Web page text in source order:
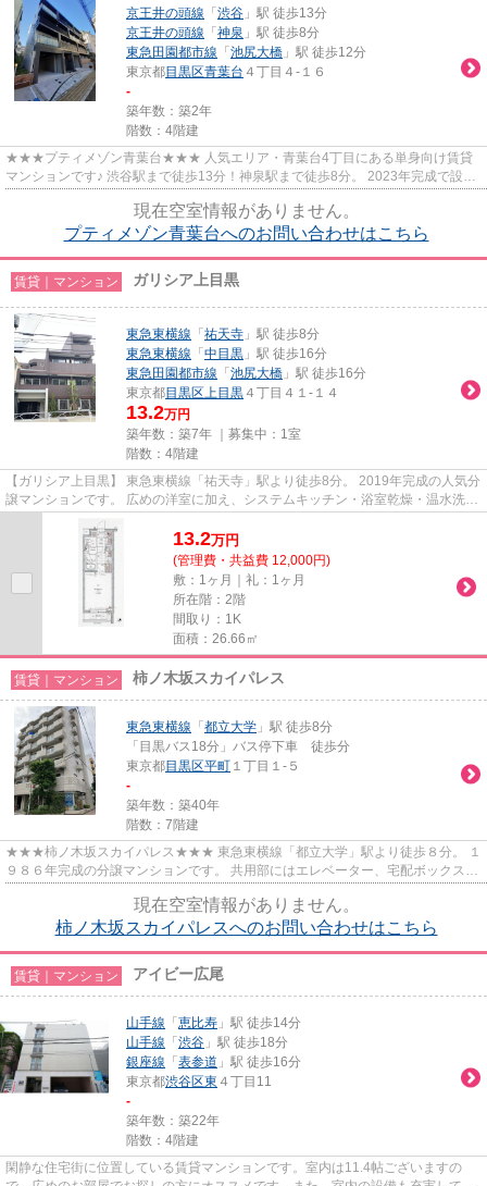
京王井の頭線 「 渋谷 」駅 徒歩13分
京王井の頭線 「 神泉 」駅 徒歩8分
東急田園都市線 「 池尻大橋 」駅 徒歩12分
東京都目黒区青葉台 ４丁目４-１６
-
築年数：築2年
階数：4階建
★★★プティメゾン青葉台★★★ 人気エリア・青葉台4丁目にある単身向け賃貸
マンションです♪ 渋谷駅まで徒歩13分！神泉駅まで徒歩8分。 2023年完成で設備
現在空室情報がありません。
プティメゾン青葉台へのお問い合わせはこちら
賃貸｜マンション ガリシア上目黒
東急東横線 「 祐天寺 」駅 徒歩8分
東急東横線 「 中目黒 」駅 徒歩16分
東急田園都市線 「 池尻大橋 」駅 徒歩16分
東京都目黒区上目黒 ４丁目４１-１４
13.2万円
築年数：築7年 ｜募集中： 1室
階数：4階建
【ガリシア上目黒】 東急東横線「祐天寺」駅より徒歩8分。 2019年完成の人気分
譲マンションです。 広めの洋室に加え、システムキッチン・浴室乾燥・温水洗浄
便座など充実の設備。 オー...
13.2万円
(管理費・共益費 12,000円)
敷：1ヶ月｜礼：1ヶ月
所在階：2階
間取り：1K
面積：26.66㎡
賃貸｜マンション 柿ノ木坂スカイパレス
東急東横線 「 都立大学 」駅 徒歩8分
「目黒バス18分」バス停下車 徒歩分
東京都目黒区平町 １丁目１-５
-
築年数：築40年
階数：7階建
★★★柿ノ木坂スカイパレス★★★ 東急東横線「都立大学」駅より徒歩８分。 １
９８６年完成の分譲マンションです。 共用部にはエレベーター、宅配ボックス完
現在空室情報がありません。
柿ノ木坂スカイパレスへのお問い合わせはこちら
賃貸｜マンション アイビー広尾
山手線 「 恵比寿 」駅 徒歩14分
山手線 「 渋谷 」駅 徒歩18分
銀座線 「 表参道 」駅 徒歩16分
東京都渋谷区東 ４丁目11
-
築年数：築22年
階数：4階建
閑静な住宅街に位置している賃貸マンションです。室内は11.4帖ございますの